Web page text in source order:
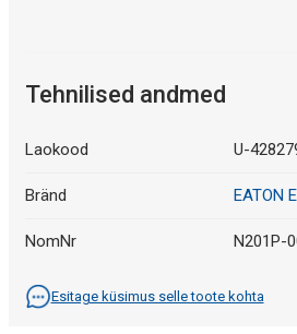
Tehnilised andmed
Laokood U-
Bränd EATON
NomNr N201P-
Esitage küsimus selle toote kohta